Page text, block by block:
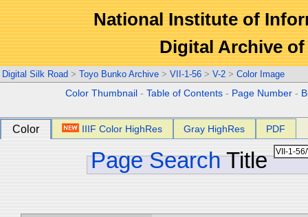
National Institute of
Digital Archive
Digital Silk Road > Toyo Bunko Archive > VII-1-56 > V-2 > Color Image
Color Thumbnail -Table of Contents - Page Number -
Color IIIF Color HighRes Gray HighRes PDF
Page Search Title